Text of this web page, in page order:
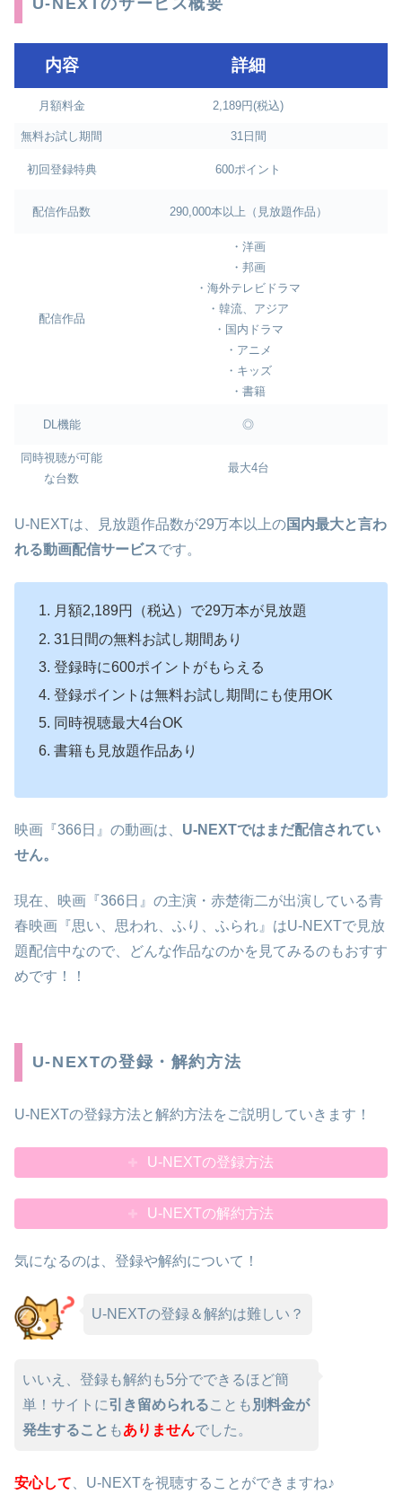
内容 詳細
月額料金 2,189円(税込)
無料お試し期間 31日間
初回登録特典 600ポイント
配信作品数 290,000本以上（見放題作品）
配信作品
・洋画
・邦画
・海外テレビドラマ
・韓流、アジア
・国内ドラマ
・アニメ
・キッズ
・書籍
DL機能 ◎
同時視聴が可能
な台数
最大4台
U-NEXTは、見放題作品数が29万本以上の国内最大と言わ
れる動画配信サービスです。
月額2,189円（税込）で29万本が見放題
31日間の無料お試し期間あり
登録時に600ポイントがもらえる
登録ポイントは無料お試し期間にも使用OK
同時視聴最大4台OK
書籍も見放題作品あり
映画『366日』の動画は、 U-NEXTではまだ配信されてい
せん。
現在、映画『366日』の主演・赤楚衛二が出演している青
春映画『思い、思われ、ふり、ふられ』はU-NEXTで見放
題配信中なので、どんな作品なのかを見てみるのもおすす
めです！！
U-NEXTの登録・解約方法
U-NEXTの登録方法と解約方法をご説明していきます！
U-NEXTの登録方法
U-NEXTの解約方法
気になるのは、登録や解約について！
U-NEXTの登録＆解約は難しい？
いいえ、登録も解約も5分でできるほど簡
単！サイトに引き留められることも 別料金が
発生すること もありませんでした。
安心して、U-NEXTを視聴することができますね♪